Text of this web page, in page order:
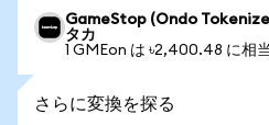
GameStop (Ondo
タカ
1 GMEon は ৳2,400.48 に相当
さらに変換を探る